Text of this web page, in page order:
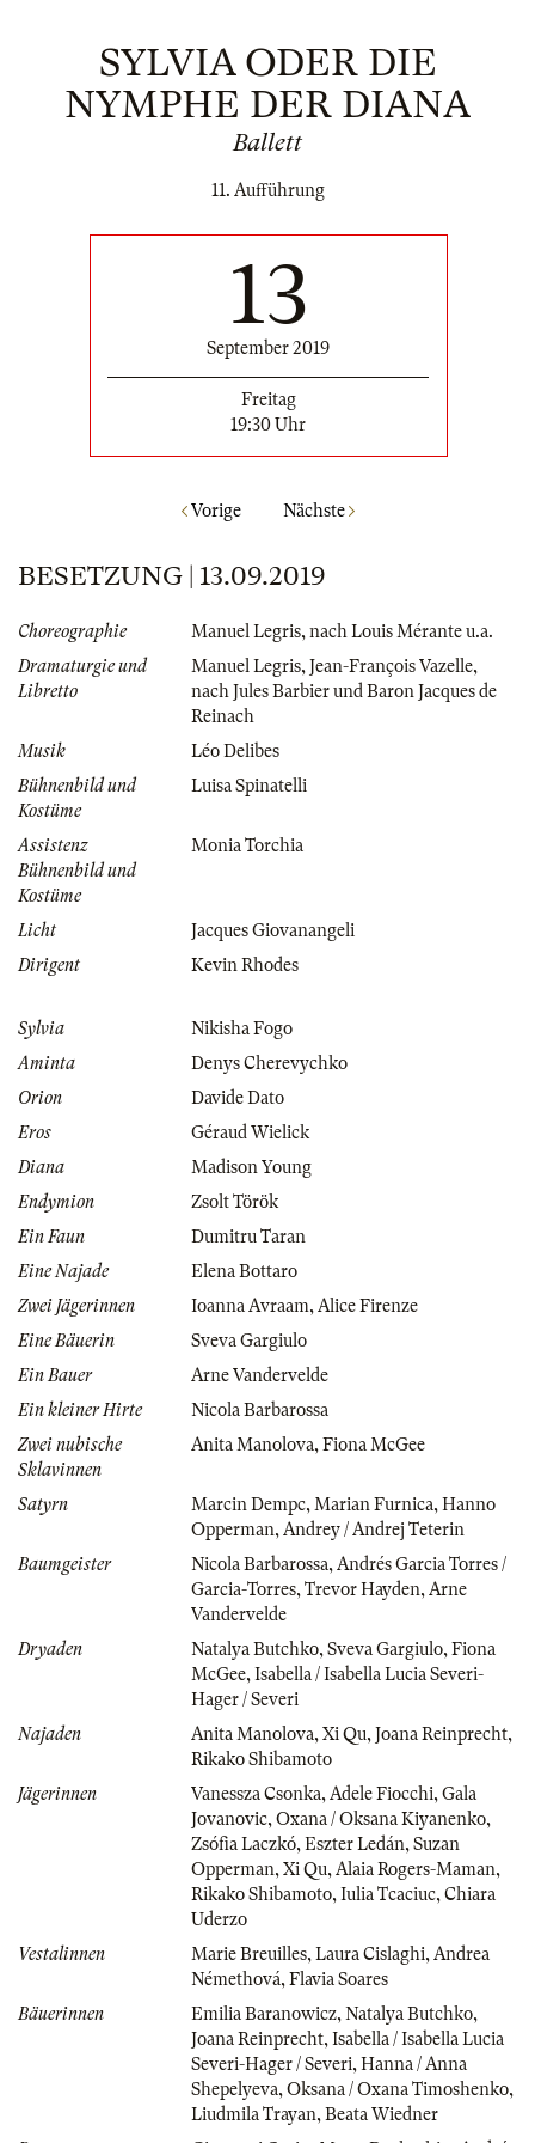
SYLVIA ODER DIE
NYMPHE DER DIANA
Ballett
11. Aufführung
13
September 2019
Freitag
19:30 Uhr
Vorige Nächste
BESETZUNG | 13.09.2019
Choreographie Manuel Legris, nach Louis Mérante u.a.
Dramaturgie und
Libretto
Manuel Legris, Jean-François Vazelle,
nach Jules Barbier und Baron Jacques de
Reinach
Musik
Léo Delibes
Bühnenbild und
Kostüme
Luisa Spinatelli
Assistenz
Bühnenbild und
Kostüme
Monia Torchia
Licht
Jacques Giovanangeli
Dirigent
Kevin Rhodes
Sylvia
Nikisha Fogo
Aminta
Denys Cherevychko
Orion
Davide Dato
Eros
Géraud Wielick
Diana
Madison Young
Endymion
Zsolt Török
Ein Faun
Dumitru Taran
Eine Najade
Elena Bottaro
Zwei Jägerinnen
Ioanna Avraam, Alice Firenze
Eine Bäuerin
Sveva Gargiulo
Ein Bauer
Arne Vandervelde
Ein kleiner Hirte
Nicola Barbarossa
Zwei nubische
Sklavinnen
Anita Manolova, Fiona McGee
Satyrn Marcin Dempc, Marian Furnica, Hanno
Opperman, Andrey / Andrej Teterin
Baumgeister
Nicola Barbarossa, Andrés Garcia Torres /
Garcia-Torres, Trevor Hayden, Arne
Vandervelde
Dryaden
Natalya Butchko, Sveva Gargiulo, Fiona
McGee, Isabella / Isabella Lucia Severi-
Hager / Severi
Najaden
Anita Manolova, Xi Qu, Joana Reinprecht,
Rikako Shibamoto
Jägerinnen
Vanessza Csonka, Adele Fiocchi, Gala
Jovanovic, Oxana / Oksana Kiyanenko,
Zsófia Laczkó, Eszter Ledán, Suzan
Opperman, Xi Qu, Alaia Rogers-Maman,
Rikako Shibamoto, Iulia Tcaciuc, Chiara
Uderzo
Vestalinnen
Marie Breuilles, Laura Cislaghi, Andrea
Némethová, Flavia Soares
Bäuerinnen
Emilia Baranowicz, Natalya Butchko,
Joana Reinprecht, Isabella / Isabella Lucia
Severi-Hager / Severi, Hanna / Anna
Shepelyeva, Oksana / Oxana Timoshenko,
Liudmila Trayan, Beata Wiedner